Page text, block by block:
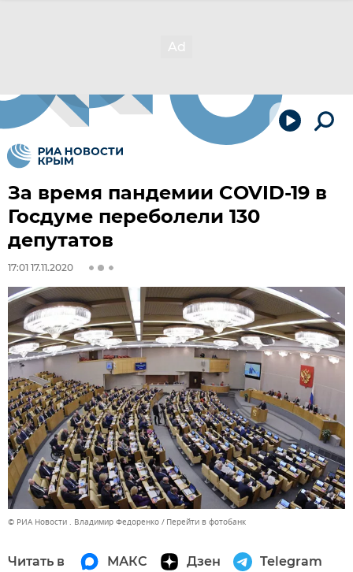
За время пандемии COVID-19 в
Госдуме переболели 130
депутатов
17:01 17.11.2020
© РИА Новости . Владимир Федоренко Перейти в фотобанк
Читать в МАКС Дзен Telegram